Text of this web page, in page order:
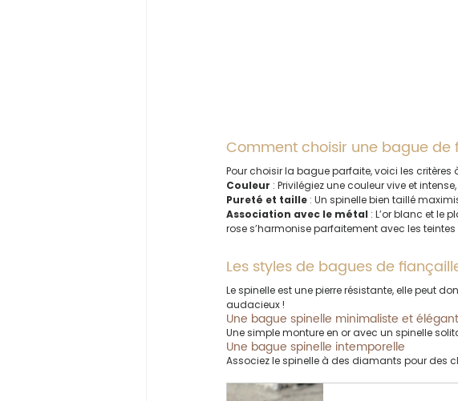
Comment choisir une bague de
Pour choisir la bague parfaite, voici les critères
Couleur : Privilégiez une couleur vive et
Pureté et taille : Un spinelle bien taillé
Association avec le métal : L’or blanc et le
rose s’harmonise parfaitement avec les
Les styles de bagues de
Le spinelle est une pierre résistante, elle peut
audacieux !
Une bague spinelle minimaliste et
Une simple monture en or avec un spinelle
Une bague spinelle intemporelle
Associez le spinelle à des diamants pour des